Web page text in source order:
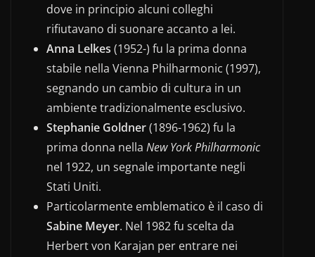
dove in principio alcuni colleghi
rifiutavano di suonare accanto a lei.
Anna Lelkes (1952-) fu la prima donna
stabile nella Vienna Philharmonic (1997),
segnando un cambio di cultura in un
ambiente tradizionalmente esclusivo.
Stephanie Goldner(1896-1962) fu la
prima donna nella New York Philharmonic
nel 1922, un segnale importante negli
Stati Uniti.
Particolarmente emblematico è il caso di
Sabine Meyer. Nel 1982 fu scelta da
Herbert von Karajan per entrare nei